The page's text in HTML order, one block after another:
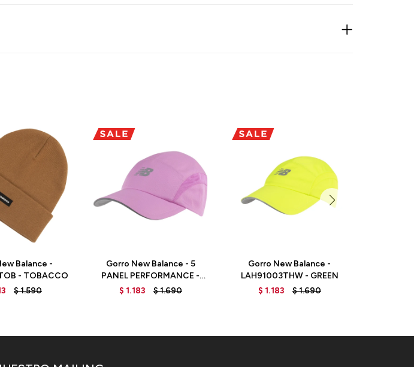
Balance -
- TOBACCO
$1.590
Gorro New Balance - 5
PANEL PERFORMANCE -
LAH91003RS - RED
$ 1.183 $1.690
Gorro New Balance -
LAH91003THW - GREEN
$ 1.183 $1.690